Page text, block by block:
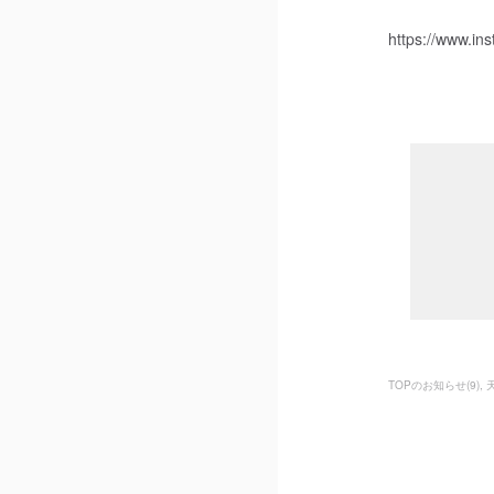
https://
TOPのお知らせ(9)